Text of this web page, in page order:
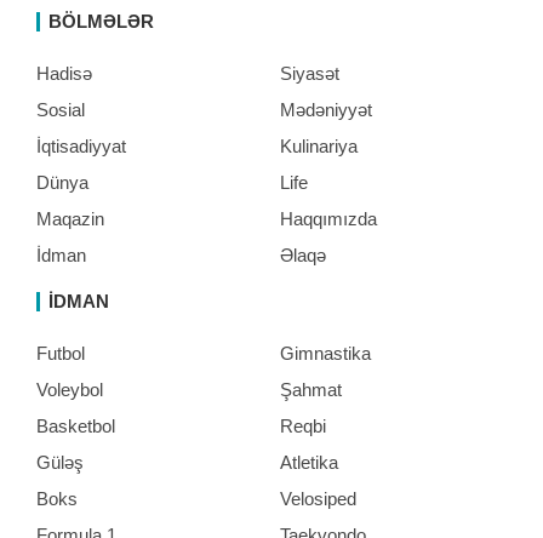
BÖLMƏLƏR
Hadisə
Sosial
İqtisadiyyat
Dünya
Maqazin
İdman
Siyasət
Mədəniyyət
Kulinariya
Life
Haqqımızda
Əlaqə
İDMAN
Futbol
Voleybol
Basketbol
Güləş
Boks
Gimnastika
Şahmat
Reqbi
Atletika
Velosiped